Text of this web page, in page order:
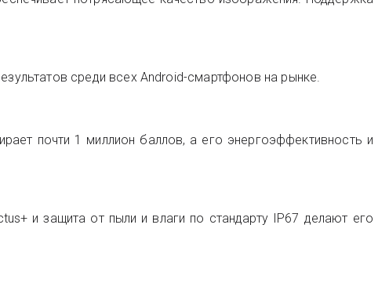
среди всех Android-смартфонов на рынке.
почти 1 миллион баллов, а его энергоэффективность и
и защита от пыли и влаги по стандарту IP67 делают его